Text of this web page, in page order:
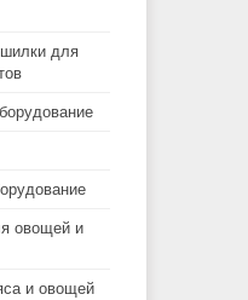
для
овощей и
и овощей